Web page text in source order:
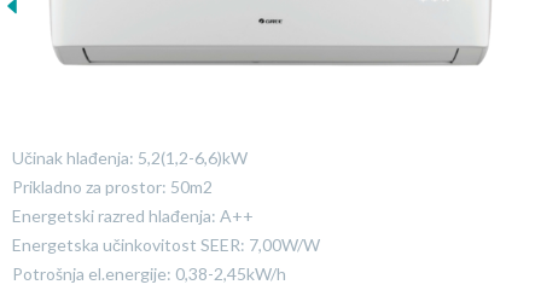
Učinak hlađenja: 5,2(1,2-6,6)kW
Prikladno za prostor: 50m2
Energetski razred hlađenja: A++
Energetska učinkovitost SEER: 7,00W/W
Potrošnja el.energije: 0,38-2,45kW/h